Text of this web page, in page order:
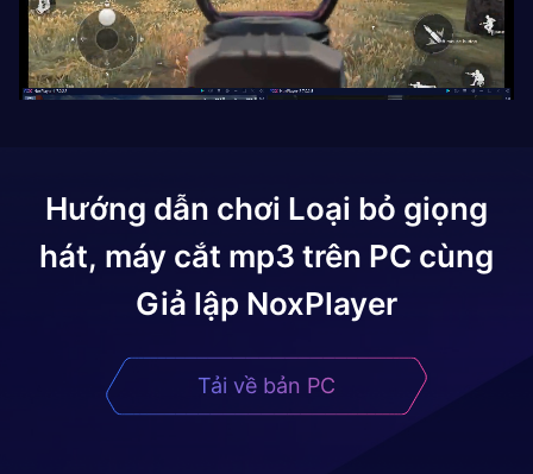
Hướng dẫn chơi Loại bỏ giọng
hát, máy cắt mp3 trên PC cùng
Giả lập NoxPlayer
Tải về bản PC